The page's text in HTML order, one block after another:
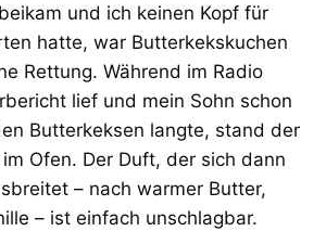
und ich keinen Kopf für
hatte, war Butterkekskuchen
Rettung. Während im Radio
lief und mein Sohn schon
Butterkeksen langte, stand der
Ofen. Der Duft, der sich dann
– nach warmer Butter,
– ist einfach unschlagbar.